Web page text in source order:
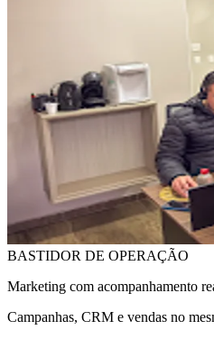
BASTIDOR DE OPERAÇÃO
Marketing com acompanhamento
Campanhas, CRM e vendas no